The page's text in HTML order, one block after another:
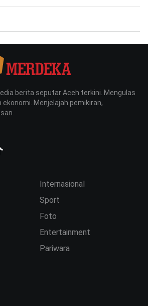
berita seputar Aceh terkini. Mengulas
ekonomi. Menjelajah pemikiran,
Internasional
Sport
Foto
Entertainment
Pariwara